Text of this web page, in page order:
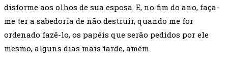
disforme aos olhos de sua esposa. E, no fim do ano, faça-
me ter a sabedoria de não destruir, quando me for
ordenado fazê-lo, os papéis que serão pedidos por ele
mesmo, alguns dias mais tarde, amém.